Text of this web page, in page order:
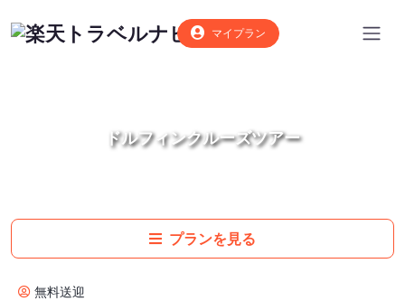
マイプラン
ドルフィンクルーズツアー
プランを見る
無料送迎